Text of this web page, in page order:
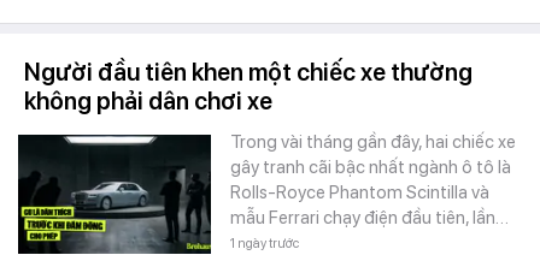
Người đầu tiên khen một chiếc xe thường
không phải dân chơi xe
Trong vài tháng gần đây, hai chiếc xe
gây tranh cãi bậc nhất ngành ô tô là
Rolls-Royce Phantom Scintilla và
mẫu Ferrari chạy điện đầu tiên, lần…
1 ngày trước